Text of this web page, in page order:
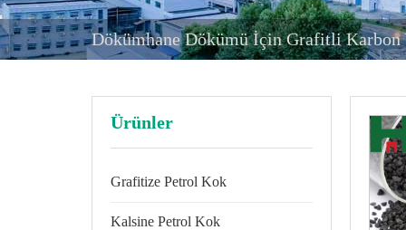
Dökümhane Dökümü İçin Grafitli
Ürünler
Grafitize Petrol Kok
Kalsine Petrol Kok